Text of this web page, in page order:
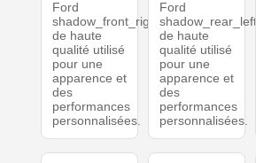
Ford
shadow_front_right
de haute
qualité utilisé
pour une
apparence et
des
performances
personnalisées.
Ford
shadow_rear_left
de haute
qualité utilisé
pour une
apparence et
des
performances
personnalisées.